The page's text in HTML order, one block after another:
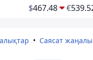
$467.48 €
Саясат